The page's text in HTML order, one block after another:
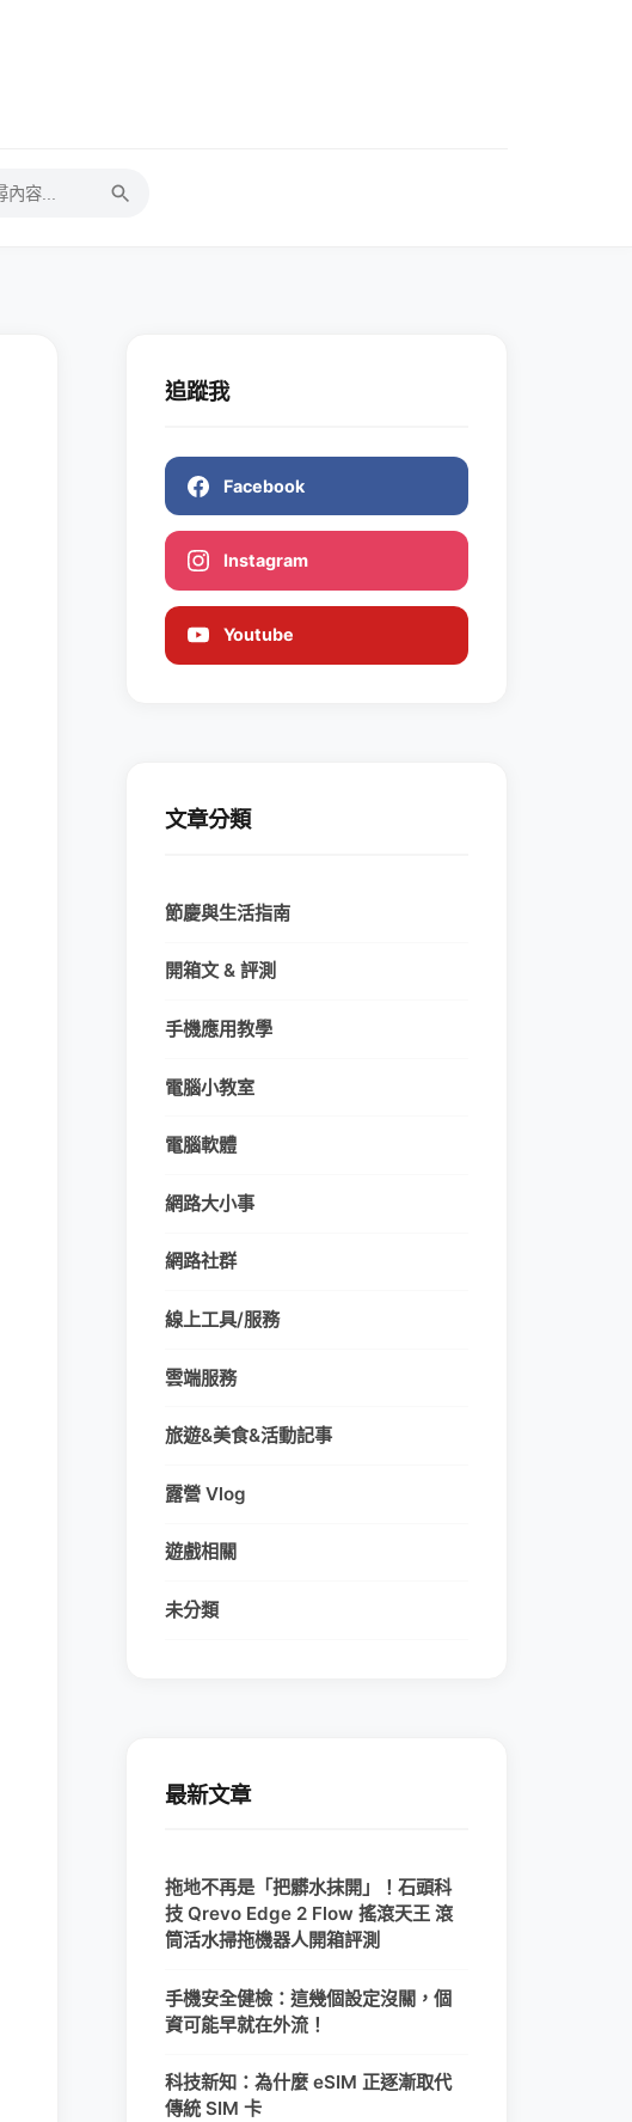
追蹤我
Facebook
Instagram
Youtube
文章分類
節慶與生活指南
開箱文 & 評測
手機應用教學
電腦小教室
電腦軟體
網路大小事
網路社群
線上工具/服務
雲端服務
旅遊&美食&活動記事
露營 Vlog
遊戲相關
未分類
最新文章
拖地不再是「把髒水抹開」！石頭科
技 Qrevo Edge 2 Flow 搖滾天王 滾
筒活水掃拖機器人開箱評測
手機安全健檢：這幾個設定沒關，個
資可能早就在外流！
科技新知：為什麼 eSIM 正逐漸取代
傳統 SIM 卡